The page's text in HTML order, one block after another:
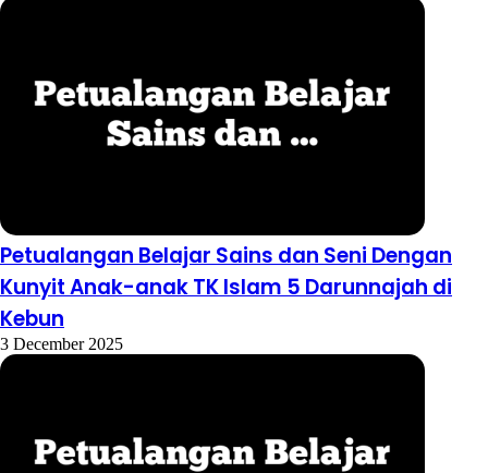
Petualangan Belajar Sains dan Seni Dengan
Kunyit Anak-anak TK Islam 5 Darunnajah di
Kebun
3 December 2025